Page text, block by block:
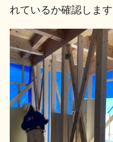
れているか確認します